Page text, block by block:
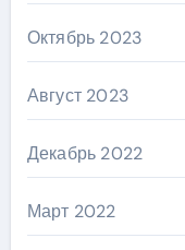
Октябрь 2023
Август 2023
Декабрь 2022
Март 2022